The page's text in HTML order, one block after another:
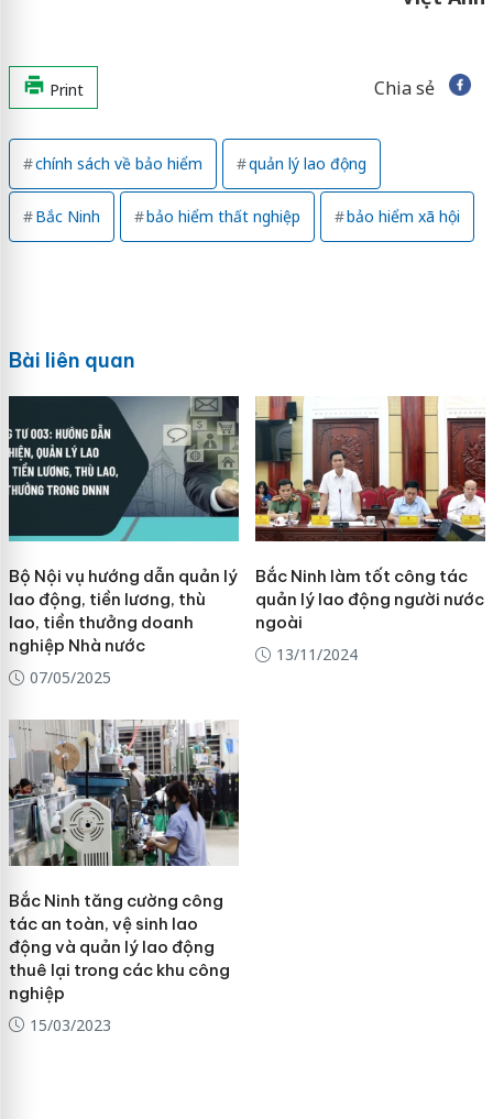
Print Chia sẻ
chính sách về bảo hiểm quản lý lao động
Bắc Ninh bảo hiểm thất nghiệp bảo hiểm xã hội
Bài liên quan
Bộ Nội vụ hướng dẫn quản lý
lao động, tiền lương, thù
lao, tiền thưởng doanh
nghiệp Nhà nước
07/05/2025
Bắc Ninh làm tốt công tác
quản lý lao động người nước
ngoài
13/11/2024
Bắc Ninh tăng cường công
tác an toàn, vệ sinh lao
động và quản lý lao động
thuê lại trong các khu công
nghiệp
15/03/2023